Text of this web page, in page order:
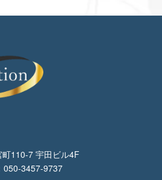
110-7 宇田ビル4F
3457-9737